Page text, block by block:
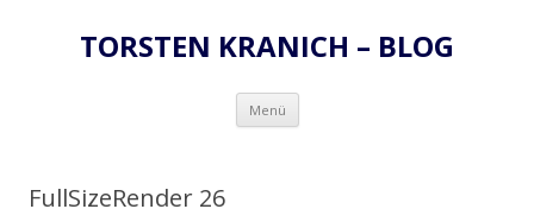
TORSTEN KRANICH – BLOG
Menü Zum
springen
FullSizeRender 26